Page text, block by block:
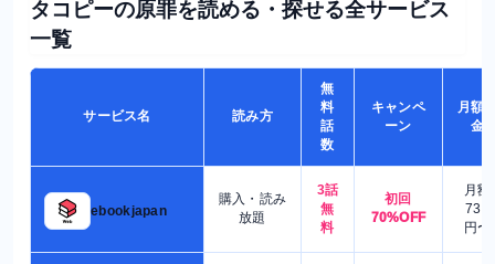
タコピーの原罪を読める・探せる全サービス
一覧
サービス名 読み方
無
料
話
数
キャンペ
ーン
月額
金
ebookjapan
購入・読み
放題
3話
無
料
初回
70%OFF
月額
730
円〜